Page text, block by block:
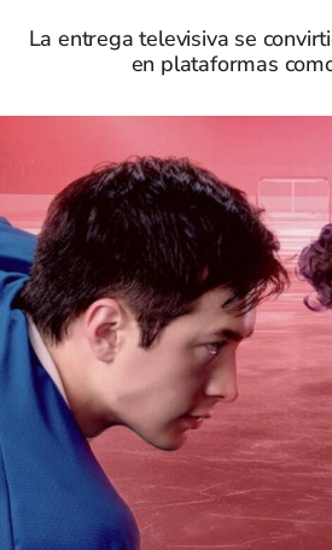
La entrega televisiva se
en plataformas